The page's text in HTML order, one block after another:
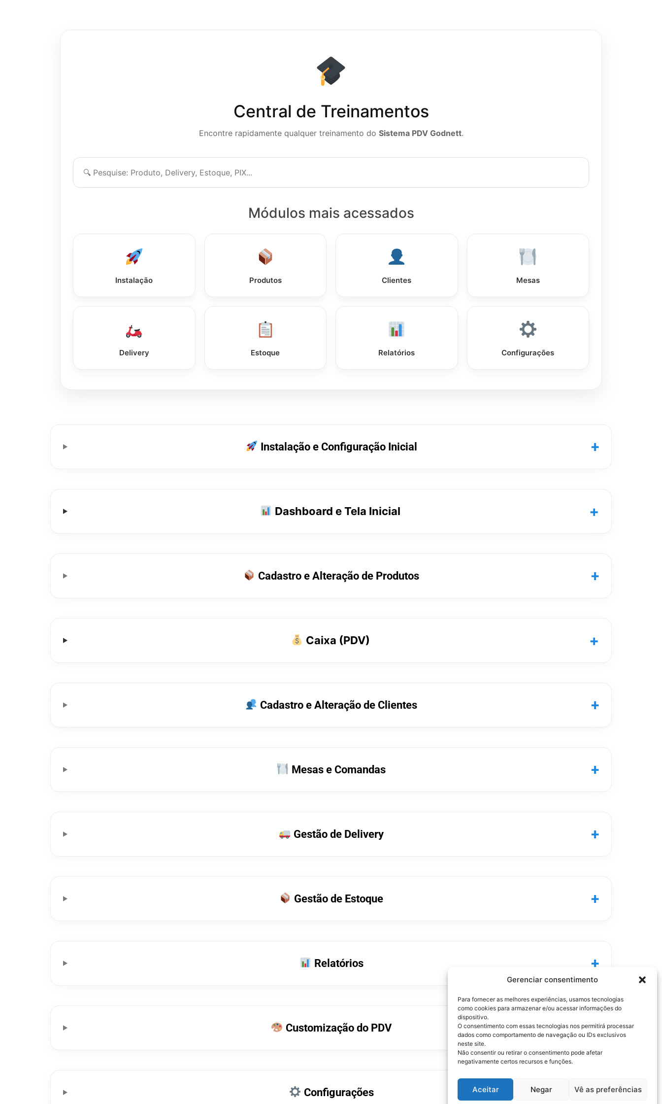
Gerenciar consentimento
Para fornecer as melhores experiências, usamos tecnologias
como cookies para armazenar e/ou acessar informações do
dispositivo.
O consentimento com essas tecnologias nos permitirá processar
dados como comportamento de navegação ou IDs exclusivos
neste site.
Não consentir ou retirar o consentimento pode afetar
negativamente certos recursos e funções.
Aceitar Negar Vê as preferências
Central de Treinamentos
Encontre rapidamente qualquer treinamento do Sistema PDV Godnett.
Módulos mais acessados
Instalação Produtos Clientes Mesas
Delivery Estoque Relatórios Configurações
Instalação e Configuração Inicial +
Dashboard e Tela Inicial +
Cadastro e Alteração de Produtos +
Caixa (PDV) +
Cadastro e Alteração de Clientes +
Mesas e Comandas +
Gestão de Delivery +
Gestão de Estoque +
Relatórios +
Customização do PDV +
Configurações +